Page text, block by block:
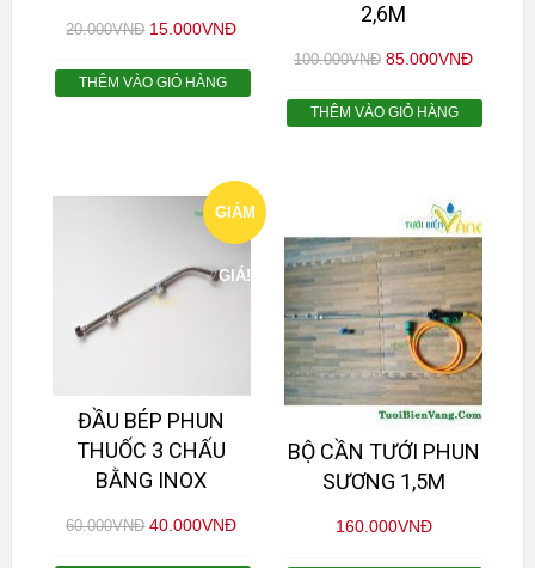
20.000VNĐ 15.000VNĐ
THÊM VÀO GIỎ HÀNG
2,6M
100.000VNĐ 85.000VNĐ
THÊM VÀO GIỎ HÀNG
GIẢM
GIÁ!
ĐẦU BÉP PHUN
THUỐC 3 CHẤU
BẰNG INOX
60.000VNĐ 40.000VNĐ
BỘ CẦN TƯỚI PHUN
SƯƠNG 1,5M
160.000VNĐ